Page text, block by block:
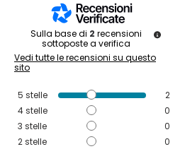
Sulla base di 2 recensioni
sottoposte a verifica
Vedi tutte le recensioni su questo
sito
5 stelle
2
4stelle
0
3 stelle
0
2stelle
0